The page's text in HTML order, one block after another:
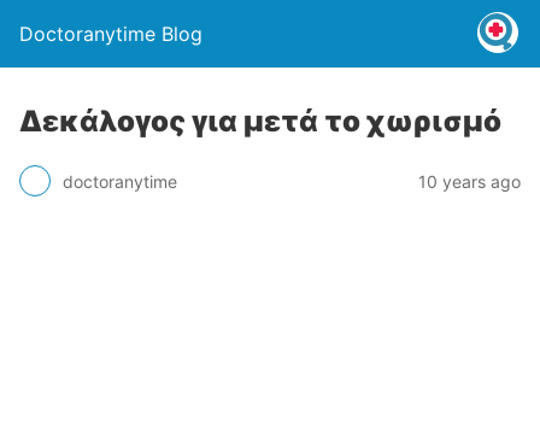
Doctoranytime Blog
Δεκάλογος για μετά το χωρισμό
doctoranytime 10 years ago